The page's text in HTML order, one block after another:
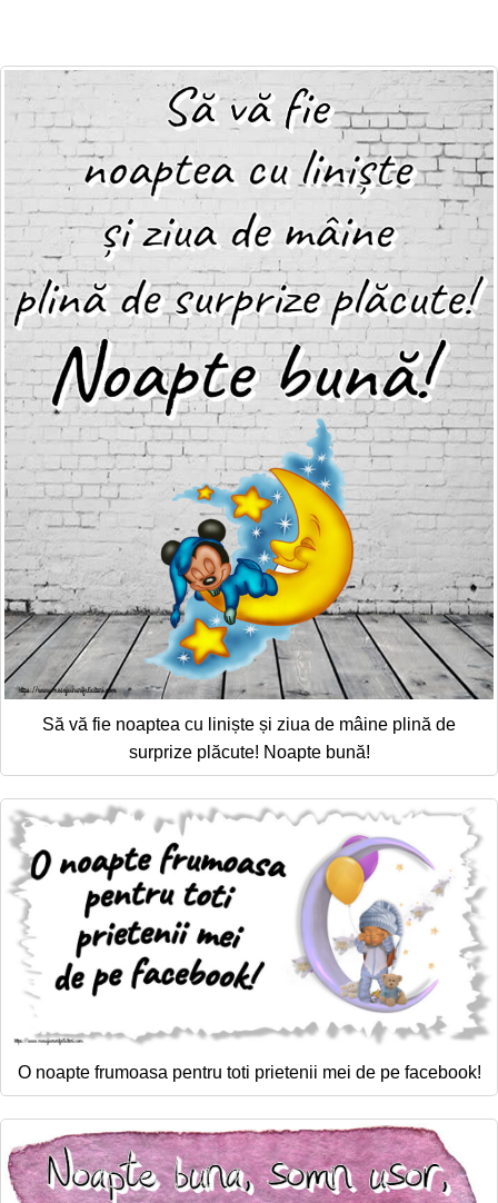
Să vă fie noaptea cu liniște și ziua de mâine plină de
surprize plăcute! Noapte bună!
O noapte frumoasa pentru toti prietenii mei de pe facebook!